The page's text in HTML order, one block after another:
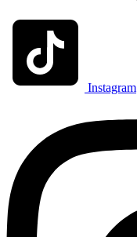
Instagram